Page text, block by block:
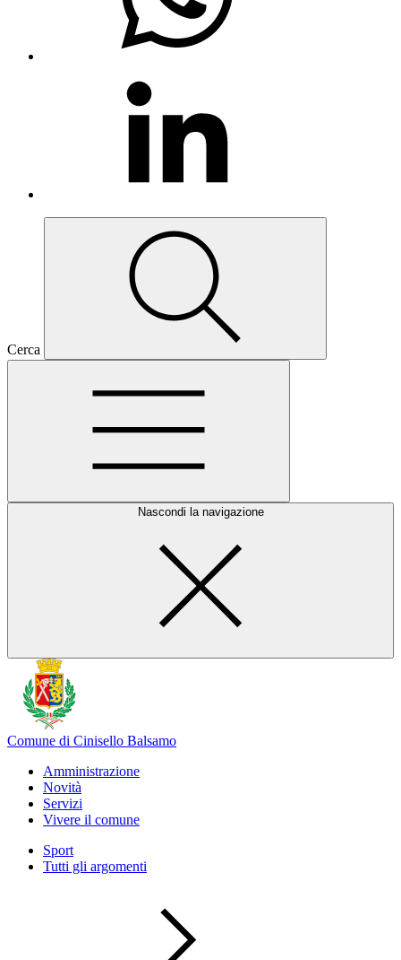
Cerca
Nascondi la navigazione
Comune di Cinisello Balsamo
Amministrazione
Novità
Servizi
Vivere il comune
Sport
Tutti gli argomenti